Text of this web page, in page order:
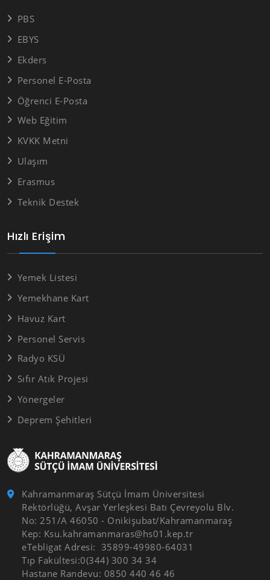
Kahramanmaraş Sütçü İmam Üniversitesi
Rektörlüğü, Avşar Yerleşkesi Batı Çevreyolu Blv.
No: 251/A 46050 - Onikişubat/Kahramanmaraş
Kep: Ksu.kahramanmaras@hs01.kep.tr
eTebligat Adresi: 35899-49980-64031
Tıp Fakültesi:0(344) 300 34 34
Hastane Randevu: 0850 440 46 46
Hızlı Erişim
Yemek Listesi
Yemekhane Kart
Havuz Kart
Personel Servis
Radyo KSÜ
Sıfır Atık Projesi
Yönergeler
Deprem Şehitleri
PBS
EBYS
Ekders
Personel E-Posta
Öğrenci E-Posta
Web Eğitim
KVKK Metni
Ulaşım
Erasmus
Teknik Destek